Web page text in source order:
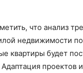
что анализ
недвижимости
квартиры будет
проектов и